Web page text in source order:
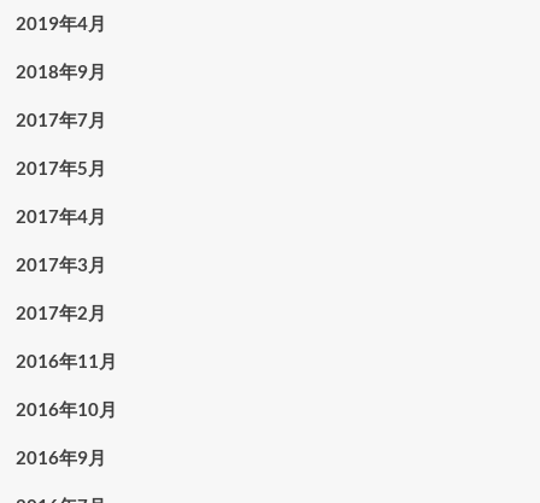
2019年4月
2018年9月
2017年7月
2017年5月
2017年4月
2017年3月
2017年2月
2016年11月
2016年10月
2016年9月